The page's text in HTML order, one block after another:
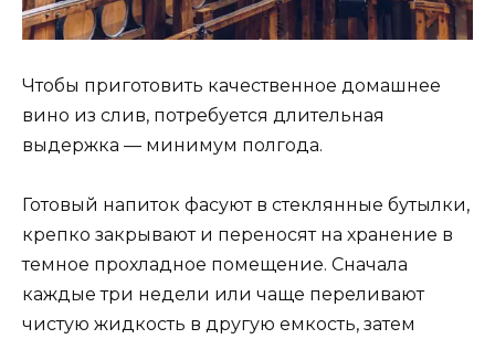
Чтобы приготовить качественное домашнее
вино из слив, потребуется длительная
выдержка — минимум полгода.
Готовый напиток фасуют в стеклянные бутылки,
крепко закрывают и переносят на хранение в
темное прохладное помещение. Сначала
каждые три недели или чаще переливают
чистую жидкость в другую емкость, затем